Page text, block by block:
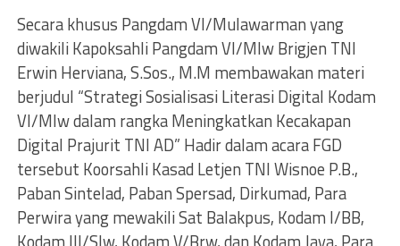
Secara khusus Pangdam VI/Mulawarman yang
diwakili Kapoksahli Pangdam VI/Mlw Brigjen TNI
Erwin Herviana, S.Sos., M.M membawakan materi
berjudul “Strategi Sosialisasi Literasi Digital Kodam
VI/Mlw dalam rangka Meningkatkan Kecakapan
Digital Prajurit TNI AD” Hadir dalam acara FGD
tersebut Koorsahli Kasad Letjen TNI Wisnoe P.B.,
Paban Sintelad, Paban Spersad, Dirkumad, Para
Perwira yang mewakili Sat Balakpus, Kodam I/BB,